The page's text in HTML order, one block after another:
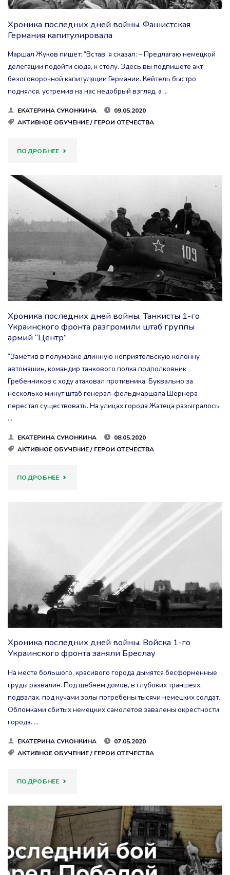
Хроника последних дней войны. Фашистская
Германия капитулировала
Маршал Жуков пишет: “Встав, я сказал: – Предлагаю немецкой
делегации подойти сюда, к столу. Здесь вы подпишете акт
безоговорочной капитуляции Германии. Кейтель быстро
поднялся, устремив на нас недобрый взгляд, а …
ЕКАТЕРИНА СУКОНКИНА
09.05.2020
АКТИВНОЕ ОБУЧЕНИЕ/ ГЕРОИ ОТЕЧЕСТВА
ПОДРОБНЕЕ"ХРОНИКА
ВОЙНЫ.
ФАШИСТСКАЯ
ГЕРМАНИЯ
КАПИТУЛИРОВАЛА"
Хроника последних дней войны. Танкисты 1-го
Украинского фронта разгромили штаб группы
армий “Центр”
“Заметив в полумраке длинную неприятельскую колонну
автомашин, командир танкового полка подполковник
Гребенников с ходу атаковал противника. Буквально за
несколько минут штаб генерал-фельдмаршала Шернера
перестал существовать. На улицах города Жатеца разыгралось
…
ЕКАТЕРИНА СУКОНКИНА
08.05.2020
АКТИВНОЕ ОБУЧЕНИЕ/ ГЕРОИ ОТЕЧЕСТВА
ПОДРОБНЕЕ"ХРОНИКА
1-
ГО
УКРАИНСКОГО
ФРОНТА
ШТАБ
ГРУППЫ
“ЦЕНТР”"
Хроника последних дней войны. Войска 1-го
Украинского фронта заняли Бреслау
На месте большого, красивого города дымятся бесформенные
груды развалин. Под щебнем домов, в глубоких траншеях,
подвалах, под кучами золы погребены тысячи немецких солдат.
Обломками сбитых немецких самолетов завалены окрестности
города. …
ЕКАТЕРИНА СУКОНКИНА
07.05.2020
АКТИВНОЕ ОБУЧЕНИЕ/ ГЕРОИ ОТЕЧЕСТВА
ПОДРОБНЕЕ"ХРОНИКА
ДНЕЙ
ВОЙНЫ.
ВОЙСКА